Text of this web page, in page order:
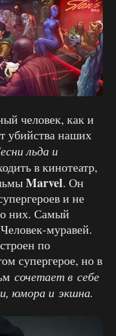
человек, как и
убийства наших
льда и
в кинотеатр,
Marvel. Он
и не
них. Самый
муравей.
по
супергерое, но в
сочетает в себе
юмора и экшна.